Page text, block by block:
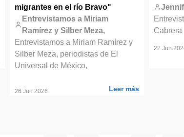
migrantes en el río Bravo"
Entrevistamos a Miriam
Ramírez y Silber Meza,
Entrevistamos a Miriam Ramírez y
Silber Meza, periodistas de El
Universal de México,
26 Jun 2026 Leer más
Cabrera
22 Jun